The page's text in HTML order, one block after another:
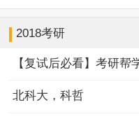
2018考研
【复试后必看】考研帮
北科大，科哲